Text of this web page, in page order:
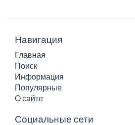
Навигация
Главная
Поиск
Информация
Популярные
О сайте
Социальные сети